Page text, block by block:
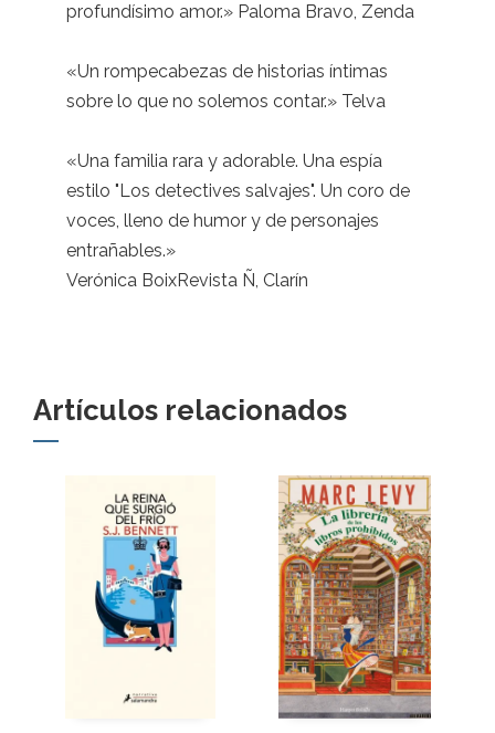
profundísimo amor.» Paloma Bravo, Zenda
«Un rompecabezas de historias íntimas
sobre lo que no solemos contar.» Telva
«Una familia rara y adorable. Una espía
estilo "Los detectives salvajes". Un coro de
voces, lleno de humor y de personajes
entrañables.»
Verónica BoixRevista Ñ, Clarín
Artículos relacionados